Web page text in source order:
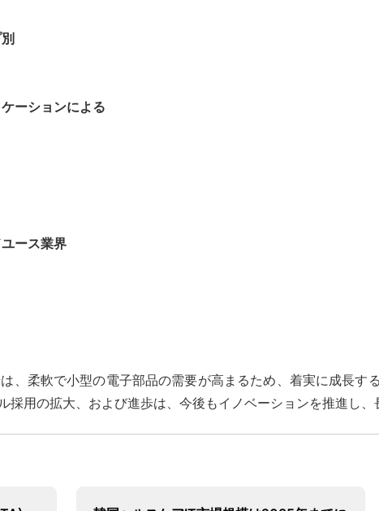
ーションによる
ース業界
、柔軟で小型の電子部品の需要が高まるため、着実に成長す
採用の拡大、および進歩は、今後もイノベーションを推進し、